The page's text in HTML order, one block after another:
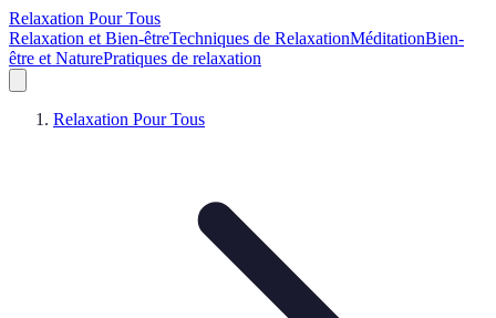
Relaxation Pour Tous
Relaxation et Bien-êtreTechniques de RelaxationMéditationBien-
être et NaturePratiques de relaxation
Relaxation Pour Tous